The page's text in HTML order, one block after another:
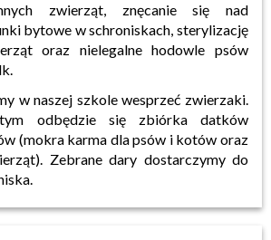
zwierząt, znęcanie się nad
bytowe w schroniskach, sterylizację
oraz nielegalne hodowle psów
w naszej szkole wesprzeć zwierzaki.
odbędzie się zbiórka datków
(mokra karma dla psów i kotów oraz
Zebrane dary dostarczymy do